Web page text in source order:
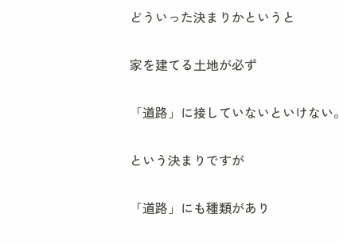
どういった決まりかというと
家を建てる土地が必ず
「道路」に接していないといけない。
という決まりですが
「道路」にも種類があり